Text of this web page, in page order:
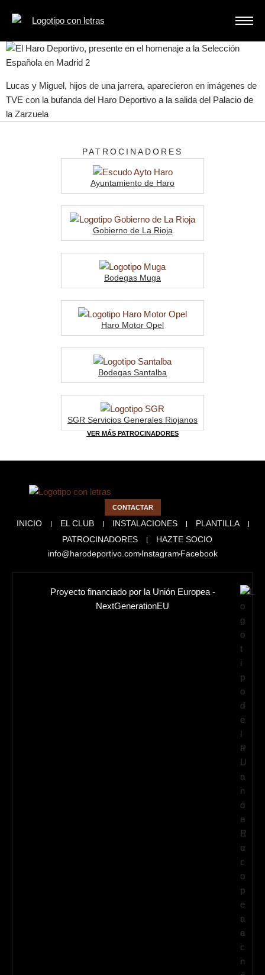
Lucas y Miguel, hijos de una jarrera, aparecieron en imágenes de
TVE con la bufanda del Haro Deportivo a la salida del Palacio de
la Zarzuela
PATROCINADORES
Ayuntamiento de Haro
Gobierno de La Rioja
Bodegas Muga
Haro Motor Opel
Bodegas Santalba
SGR Servicios Generales Riojanos
VER MÁS PATROCINADORES
CONTACTAR
INICIO EL CLUB INSTALACIONES
PLANTILLA
PATROCINADORES
HAZTE SOCIO
info@harodeportivo.comInstagramFacebook
Proyecto financiado por la Unión Europea -
NextGenerationEU